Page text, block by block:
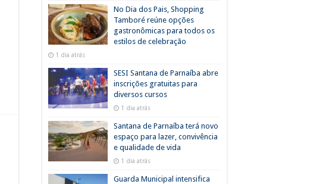
No Dia dos Pais, Shopping
Tamboré reúne opções
gastronômicas para todos os
estilos de celebração
1 dia atrás
SESI Santana de Parnaíba abre
inscrições gratuitas para
diversos cursos
1 dia atrás
Santana de Parnaíba terá novo
espaço para lazer, convivência
e qualidade de vida
1 dia atrás
Guarda Municipal intensifica